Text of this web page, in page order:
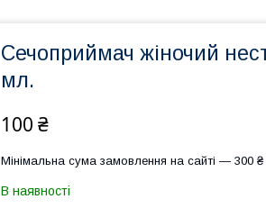
Сечоприймач жіночий
мл.
100 ₴
Мінімальна сума замовлення на сайті — 300 ₴
В наявності